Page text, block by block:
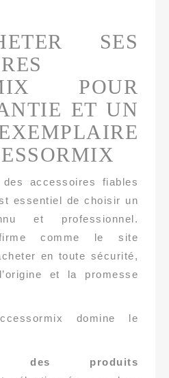
SES
POUR
ET UN
accessoires fiables
essentiel de choisir un
et professionnel.
comme le site
en toute sécurité,
et la promesse
domine le
des produits